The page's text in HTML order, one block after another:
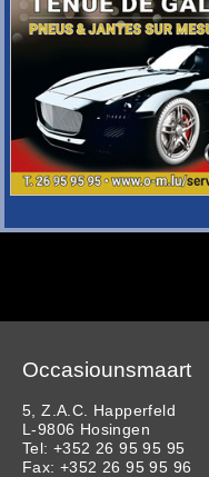
Occasiounsmaart
5, Z.A.C. Happerfeld
L-9806 Hosingen
Tel: +352 26 95 95 95
Fax: +352 26 95 95 96